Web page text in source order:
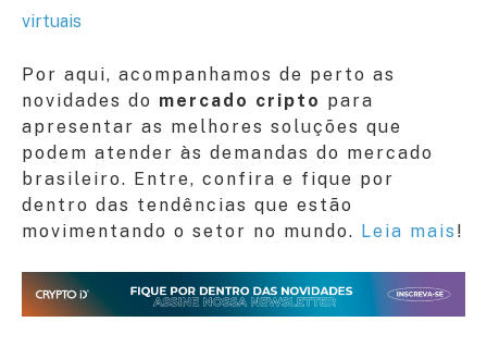
virtuais
Por aqui, acompanhamos de perto as
novidades do mercado cripto para
apresentar as melhores soluções que
podem atender às demandas do mercado
brasileiro. Entre, confira e fique por
dentro das tendências que estão
movimentando o setor no mundo. Leia mais !